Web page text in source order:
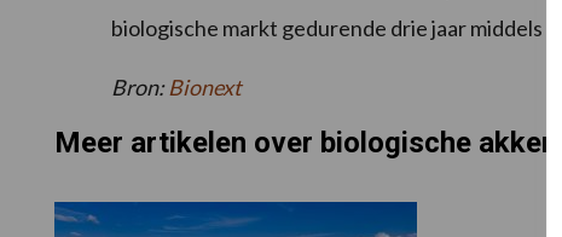
biologische markt gedurende drie jaar middels
Bron:Bionext
Meer artikelen over biologische